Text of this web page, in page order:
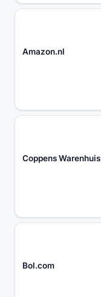
Amazon.nl
Coppens Warenhuis
Bol.com